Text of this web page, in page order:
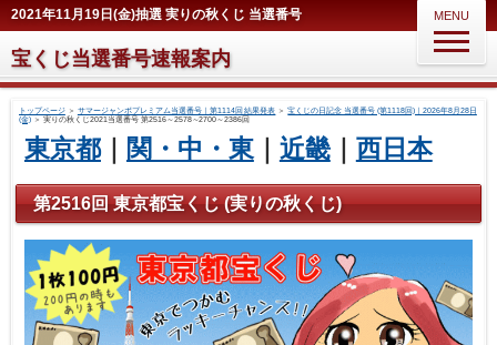
2021年11月19日(金)抽選 実りの秋くじ 当選番号
宝くじ当選番号速報案内
MENU
トップページ＞ サマージャンボプレミアム当選番号｜第1114回 結果発表 ＞宝くじの日記念 当選番号 (第1118回)｜2026年8月28日
(金)＞ 実りの秋くじ2021当選番号 第2516～2578～2700～2386回
東京都｜ 関・中・東｜ 近畿｜ 西日本
第2516回 東京都宝くじ (実りの秋くじ)